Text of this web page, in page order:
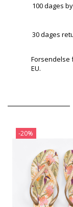
100 dages
30 dages
Forsendelse
EU.
-20%